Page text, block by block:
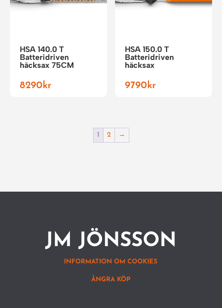
HSA 140.0 T
Batteridriven
häcksax 75CM
8290kr
HSA 150.0 T
Batteridriven
häcksax
9790kr
1 2 →
JM JÖNSSON
INFORMATION OM COOKIES
ÅNGRA KÖP